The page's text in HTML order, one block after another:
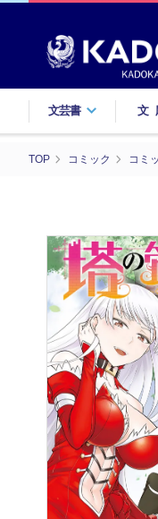
文芸書 文
TOP コミック コミ